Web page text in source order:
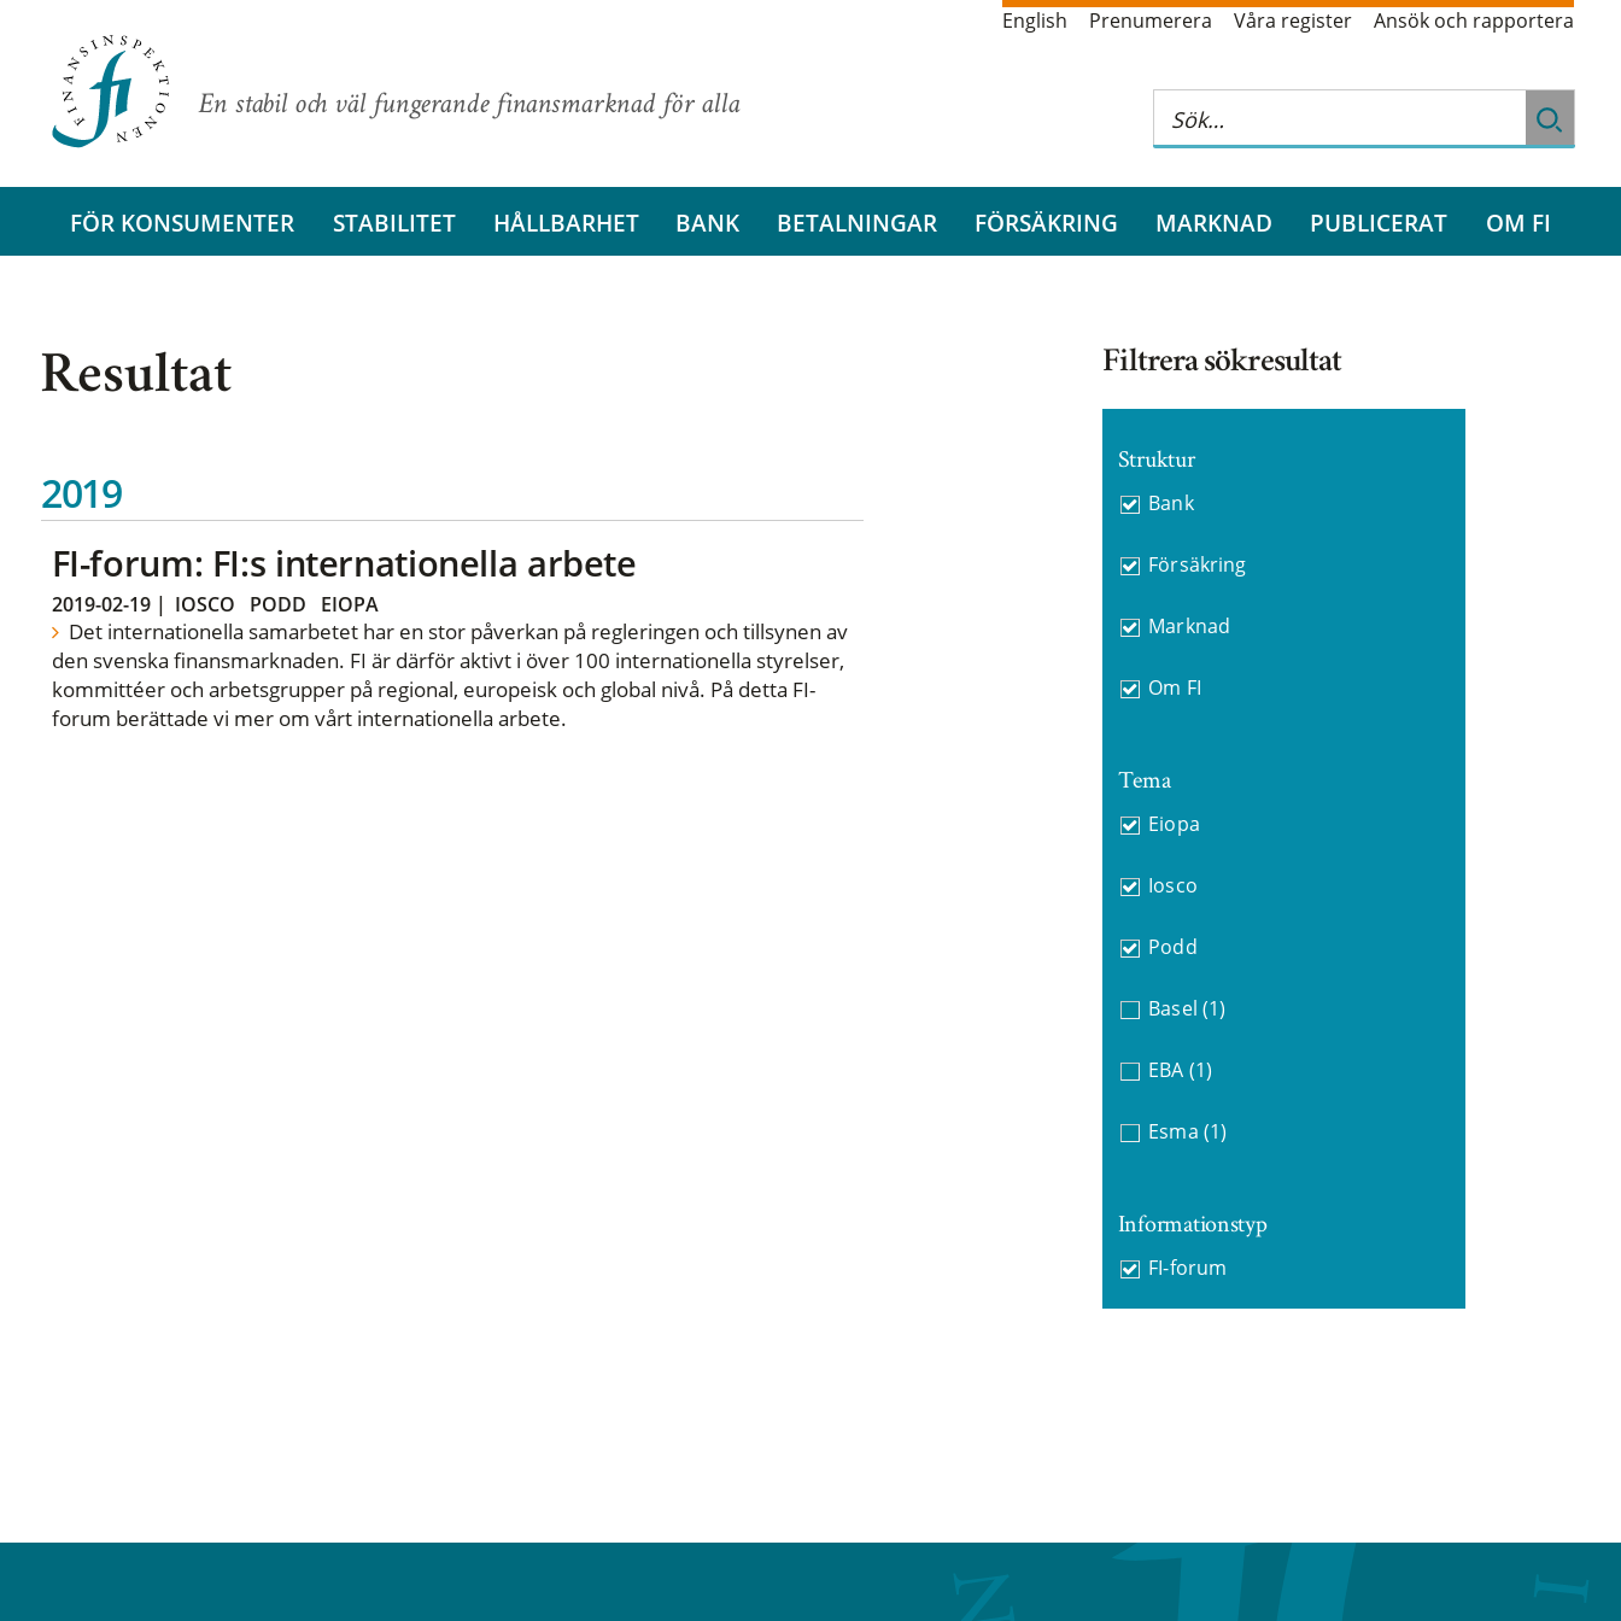
En stabil och väl fungerande finansmarknad för alla
English Prenumerera Våra register Ansök och rapportera
FÖR KONSUMENTER STABILITET HÅLLBARHET BANK BETALNINGAR FÖRSÄKRING MARKNAD PUBLICERAT OM FI
Resultat
2019
FI-forum: FI:s internationella arbete
2019-02-19| IOSCO PODD EIOPA
Det internationella samarbetet har en stor påverkan på regleringen och tillsynen av
den svenska finansmarknaden. FI är därför aktivt i över 100 internationella styrelser,
kommittéer och arbetsgrupper på regional, europeisk och global nivå. På detta FI-
forum berättade vi mer om vårt internationella arbete.
Filtrera sökresultat
Struktur
Bank
Försäkring
Marknad
Om FI
Tema
Eiopa
Iosco
Podd
Basel (1)
EBA (1)
Esma (1)
Informationstyp
FI-forum